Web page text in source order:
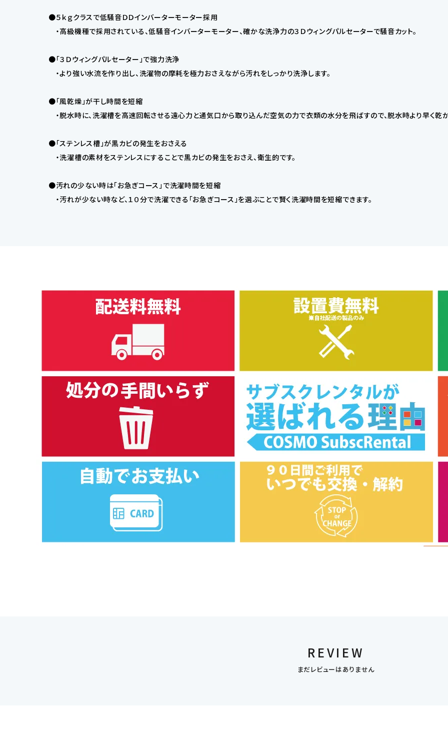
●５ｋｇクラスで低騒音ＤＤインバーターモーター採用
・高級機種で採用されている、低騒音インバーターモーター、確かな洗浄力の３Ｄウィングパルセーターで騒音カット。
●「３Ｄウィングパルセーター」で強力洗浄
・より強い水流を作り出し、洗濯物の摩耗を極力おさえながら汚れをしっかり洗浄します。
●「風乾燥」が干し時間を短縮
・脱水時に、洗濯槽を高速回転させる遠心力と通気口から取り込んだ空気の力で衣類の水分を飛ばすので、脱水時より早く乾か
●「ステンレス槽」が黒カビの発生をおさえる
・洗濯槽の素材をステンレスにすることで黒カビの発生をおさえ、衛生的です。
●汚れの少ない時は「お急ぎコース」で洗濯時間を短縮
・汚れが少ない時など、１０分で洗濯できる「お急ぎコース」を選ぶことで賢く洗濯時間を短縮できます。
REVIEW
まだレビューはありません